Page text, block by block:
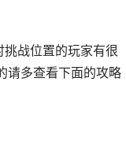
挑战位置的玩家有很
请多查看下面的攻略